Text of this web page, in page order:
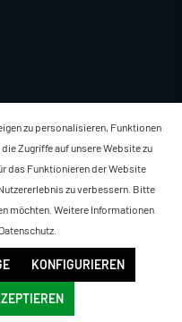
zu personalisieren, Funktionen
Zugriffe auf unsere Website zu
das Funktionieren der Website
zu verbessern. Bitte
möchten. Weitere Informationen
Datenschutz
KONFIGURIEREN